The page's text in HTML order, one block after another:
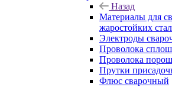
Назад
Материалы для
жаростойких
Электроды
Проволока
Проволока
Прутки
Флюс сварочный